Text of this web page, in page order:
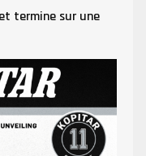
termine sur une